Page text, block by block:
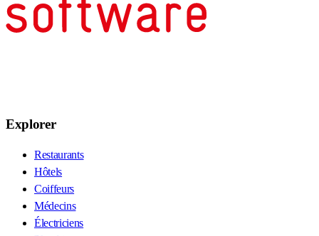
Explorer
Restaurants
Hôtels
Coiffeurs
Médecins
Électriciens